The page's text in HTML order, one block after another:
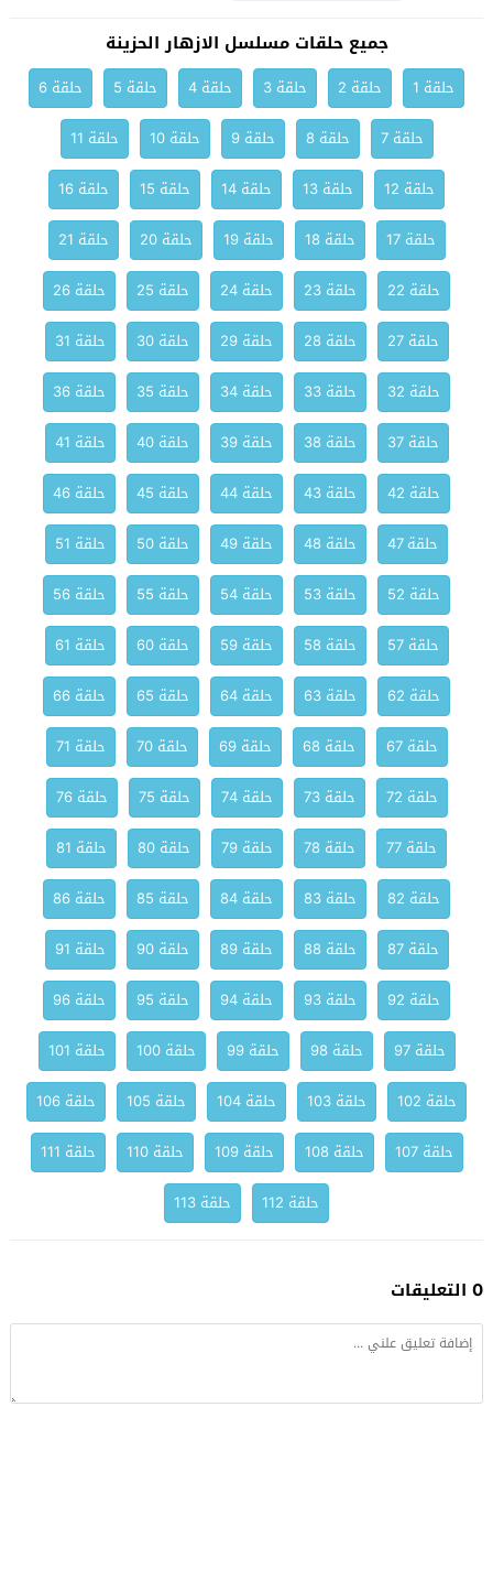
جميع حلقات مسلسل الازهار الحزينة
حلقة 1 حلقة 2 حلقة 3 حلقة 4 حلقة 5
حلقة 6
حلقة 7
حلقة 8 حلقة 9 حلقة 10
حلقة 11
حلقة 12
حلقة 13 حلقة 14 حلقة 15
حلقة 16
حلقة 17
حلقة 18 حلقة 19 حلقة 20
حلقة 21
حلقة 22
حلقة 23 حلقة 24 حلقة 25
حلقة 26
حلقة 27
حلقة 28 حلقة 29 حلقة 30
حلقة 31
حلقة 32
حلقة 33 حلقة 34 حلقة 35
حلقة 36
حلقة 37
حلقة 38 حلقة 39 حلقة 40
حلقة 41
حلقة 42
حلقة 43 حلقة 44 حلقة 45
حلقة 46
حلقة 47
حلقة 48 حلقة 49 حلقة 50
حلقة 51
حلقة 52
حلقة 53 حلقة 54 حلقة 55
حلقة 56
حلقة 57
حلقة 58 حلقة 59 حلقة 60
حلقة 61
حلقة 62
حلقة 63 حلقة 64 حلقة 65
حلقة 66
حلقة 67
حلقة 68 حلقة 69 حلقة 70
حلقة 71
حلقة 72
حلقة 73 حلقة 74 حلقة 75
حلقة 76
حلقة 77
حلقة 78 حلقة 79 حلقة 80
حلقة 81
حلقة 82
حلقة 83 حلقة 84 حلقة 85
حلقة 86
حلقة 87
حلقة 88 حلقة 89 حلقة 90
حلقة 91
حلقة 92
حلقة 93 حلقة 94 حلقة 95
حلقة 96
حلقة 97
حلقة 98 حلقة 99 حلقة 100
حلقة 101
حلقة 102
حلقة 103 حلقة 104 حلقة 105
حلقة 106
حلقة 107
حلقة 108 حلقة 109 حلقة 110
حلقة 111
حلقة 112
حلقة 113
0 التعليقات